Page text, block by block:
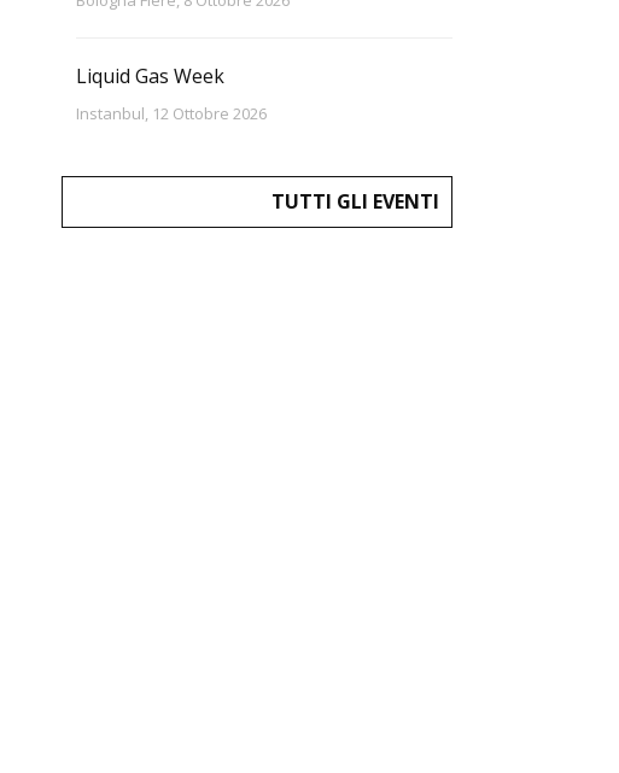
Liquid Gas Week
Instanbul, 12 Ottobre 2026
TUTTI GLI EVENTI